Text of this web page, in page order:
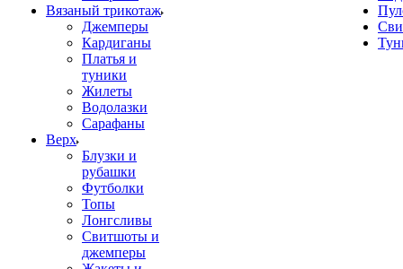
Вязаный трикотаж
Джемперы
Кардиганы
Платья и
туники
Жилеты
Водолазки
Сарафаны
Верх
Блузки и
рубашки
Футболки
Топы
Лонгсливы
Свитшоты и
джемперы